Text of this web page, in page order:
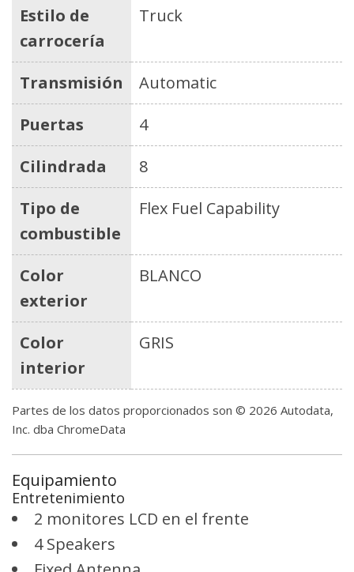
Estilo de
carrocería
Truck
Transmisión
Automatic
Puertas
4
Cilindrada
8
Tipo de
combustible
Flex Fuel Capability
Color
exterior
BLANCO
Color
interior
GRIS
Partes de los datos proporcionados son © 2026 Autodata,
Inc. dba ChromeData
Equipamiento
Entretenimiento
2 monitores LCD en el frente
4 Speakers